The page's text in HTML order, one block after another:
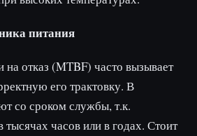
питания
на отказ (MTBF) часто вызывает
его трактовку. В
со сроком службы, т.к.
тысячах часов или в годах. Стоит